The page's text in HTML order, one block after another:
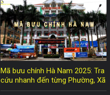
Mã bưu chính Hà Nam 2025: Tra
cứu nhanh đến từng Phường, Xã